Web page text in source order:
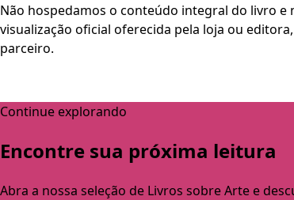
Não hospedamos o conteúdo integral do livro
visualização oficial oferecida pela loja ou
parceiro.
Continue explorando
Encontre sua próxima leitura
Abra a nossa seleção de Livros sobre Arte e